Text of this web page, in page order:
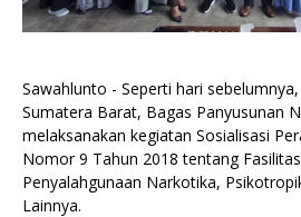
Sawahlunto - Seperti hari
Sumatera Barat, Bagas Panyusunan
melaksanakan kegiatan Sosialisasi
Nomor 9 Tahun 2018 tentang
Penyalahgunaan Narkotika,
Lainnya.